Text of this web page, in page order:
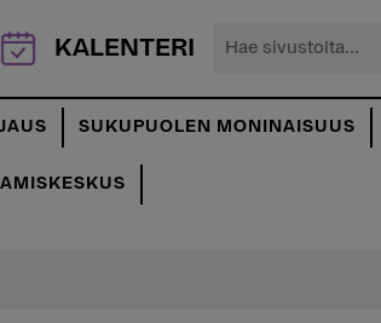
Hae
KALENTERI
SUKUPUOLEN MONINAISUUS